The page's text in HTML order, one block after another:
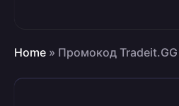
Home » Промокод Tradeit.GG